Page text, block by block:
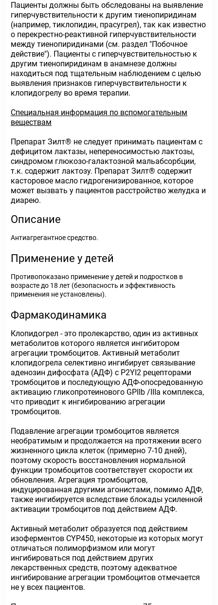
Пациенты должны быть обследованы на выявление
гиперчувствительности к другим тиенопиридинам
(например, тиклопидин, прасугрел), так как известно
о перекрестно-реактивной гиперчувствительности
между тиенопиридинами (см. раздел "Побочное
действие"). Пациенты с гиперчувствительностью к
другим тиенопиридинам в анамнезе должны
находиться под тщательным наблюдением с целью
выявления признаков гиперчувствительности к
клопидогрелу во время терапии.
Специальная информация по вспомогательным
веществам
Препарат Зилт® не следует принимать пациентам с
дефицитом лактазы, непереносимостью лактозы,
синдромом глюкозо-галактозной мальабсорбции,
т.к. содержит лактозу. Препарат Зилт® содержит
касторовое масло гидрогенизированное, которое
может вызвать у пациентов расстройство желудка и
диарею.
Описание
Антиагрегантное средство.
Применение у детей
Противопоказано применение у детей и подростков в
возрасте до 18 лет (безопасность и эффективность
применения не установлены).
Фармакодинамика
Клопидогрел - это пролекарство, один из активных
метаболитов которого является ингибитором
агрегации тромбоцитов. Активный метаболит
клопидогрела селективно ингибирует связывание
аденозин дифосфата (АДФ) с P2YI2 рецепторами
тромбоцитов и последующую АДФ-опосредованную
активацию гликопротеинового GPIIb /IIIа комплекса,
что приводит к ингибированию агрегации
тромбоцитов.
Подавление агрегации тромбоцитов является
необратимым и продолжается на протяжении всего
жизненного цикла клеток (примерно 7-10 дней),
поэтому скорость восстановления нормальной
функции тромбоцитов соответствует скорости их
обновления. Агрегация тромбоцитов,
индуцированная другими агонистами, помимо АДФ,
также ингибируется вследствие блокады усиленной
активации тромбоцитов под действием АДФ.
Активный метаболит образуется под действием
изоферментов CYP450, некоторые из которых могут
отличаться полиморфизмом или могут
ингибироваться под действием других
лекарственных средств, поэтому адекватное
ингибирование агрегации тромбоцитов отмечается
не у всех пациентов.